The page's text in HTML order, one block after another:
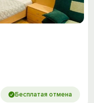
Бесплатая отмена